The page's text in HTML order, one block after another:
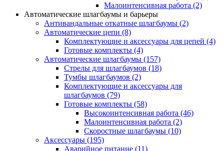
Малоинтенсивная работа (2)
Автоматические шлагбаумы и барьеры
Антивандальные откатные шлагбаумы (2)
Автоматические цепи (8)
Комплектующие и аксессуары для цепей (4)
Готовые комплекты (4)
Автоматические шлагбаумы (157)
Стрелы для шлагбаумов (18)
Тумбы шлагбаумов (2)
Комплектующие и аксессуары для
шлагбаумов (79)
Готовые комплекты (58)
Высокоинтенсивная работа (46)
Малоинтенсивная работа (2)
Скоростные шлагбаумы (10)
Аксессуары (195)
Аварийное питание (11)